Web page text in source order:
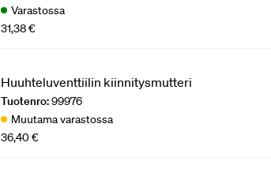
Varastossa
31,38 €
Huuhteluventtiilin kiinnitysmutteri
Tuotenro:99976
Muutama varastossa
36,40 €